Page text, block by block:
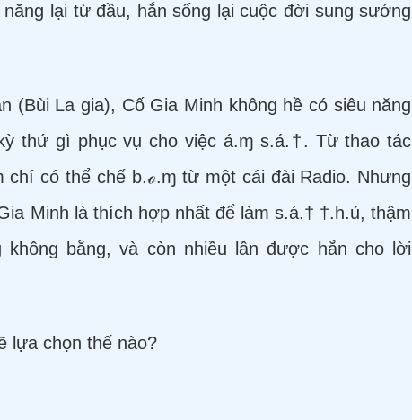
lại từ đầu, hắn sống lại cuộc đời sung sướng
(Bùi La gia), Cố Gia Minh không hề có siêu năng
thứ gì phục vụ cho việc á.ɱ s.á.†. Từ thao tác
chí có thể chế b.ℴ.ɱ từ một cái đài Radio. Nhưng
Minh là thích hợp nhất để làm s.á.† †.h.ủ, thậm
bằng, và còn nhiều lần được hắn cho lời
lựa chọn thế nào?